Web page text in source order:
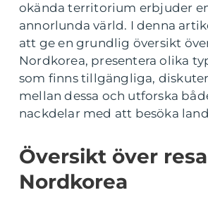
okända territorium erbjuder
annorlunda värld. I denna
att ge en grundlig översikt
Nordkorea, presentera olika
som finns tillgängliga,
mellan dessa och utforska
nackdelar med att besöka
Översikt över
Nordkorea